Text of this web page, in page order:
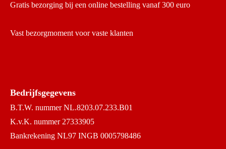
Gratis bezorging bij een online bestelling vanaf 300 euro
Vast bezorgmoment voor vaste klanten
Bedrijfsgegevens
B.T.W. nummer NL.8203.07.233.B01
K.v.K. nummer 27333905
Bankrekening NL97 INGB 0005798486